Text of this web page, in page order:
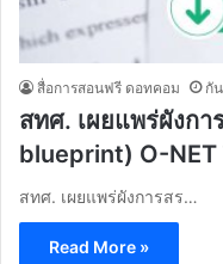
สื่อการสอนฟรี ดอทคอม กั
สทศ. เผยแพร่ผังก
blueprint) O-
สทศ. เผยแพร่ผังการสร…
Read More »